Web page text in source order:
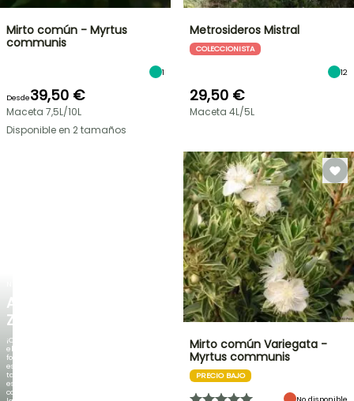
AGAPANTHUS
ZAMBEZI
¡Cuando
el
follaje
es
tan
espectacular
como
Mirto común - Myrtus
communis
1
Desde39,50 €
Maceta 7,5L/10L
Disponible en 2 tamaños
Metrosideros Mistral
COLECCIONISTA
12
29,50 €
Maceta 4L/5L
Mirto común Variegata -
Myrtus communis
PRECIO BAJO
No disponible